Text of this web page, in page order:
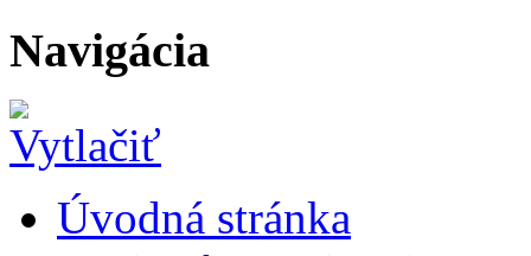
Navigácia
Úvodná stránka